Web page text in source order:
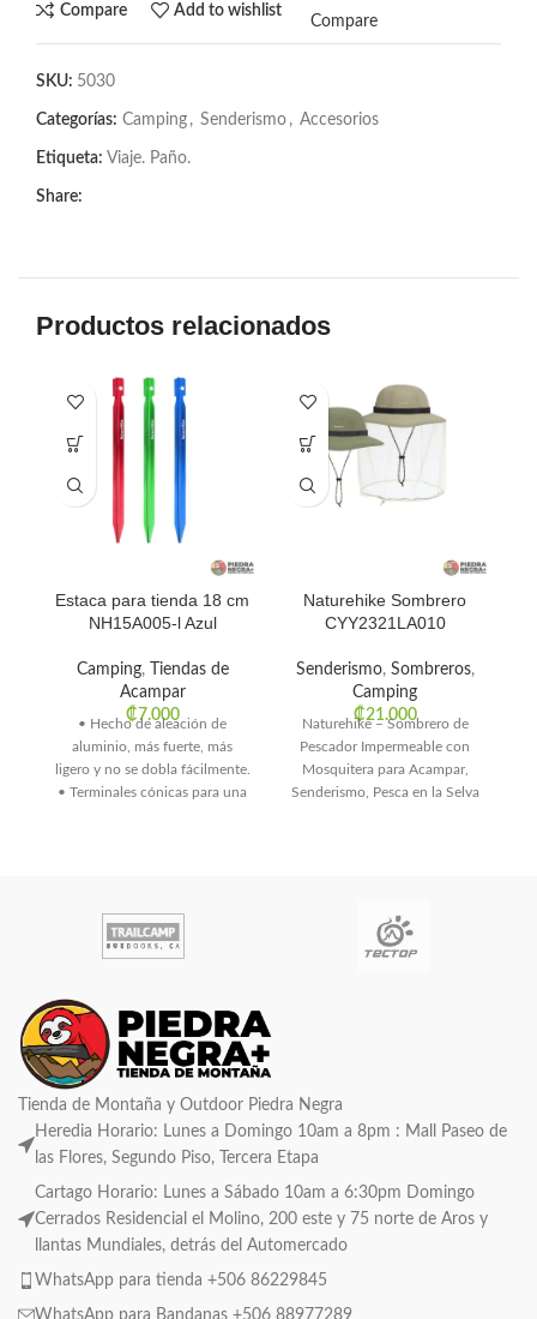
Compare Add to wishlist
Compare
SKU: 5030
Categorías: Camping , Senderismo , Accesorios
Etiqueta: Viaje. Paño.
Share:
Productos relacionados
Estaca para tienda 18 cm
NH15A005-l Azul
Camping,
Tiendas de
Acampar
₡7.000
• Hecho de aleación de
aluminio, más fuerte, más
ligero y no se dobla fácilmente.
• Terminales cónicas para una
Naturehike Sombrero
CYY2321LA010
Senderismo, Sombreros,
Camping
₡21.000
Naturehike – Sombrero de
Pescador Impermeable con
Mosquitera para Acampar,
Senderismo, Pesca en la Selva
Tienda de Montaña y Outdoor Piedra Negra
Heredia Horario: Lunes a Domingo 10am a 8pm : Mall Paseo de
las Flores, Segundo Piso, Tercera Etapa
Cartago Horario: Lunes a Sábado 10am a 6:30pm Domingo
Cerrados Residencial el Molino, 200 este y 75 norte de Aros y
llantas Mundiales, detrás del Automercado
WhatsApp para tienda +506 86229845
WhatsApp para Bandanas +506 88977289